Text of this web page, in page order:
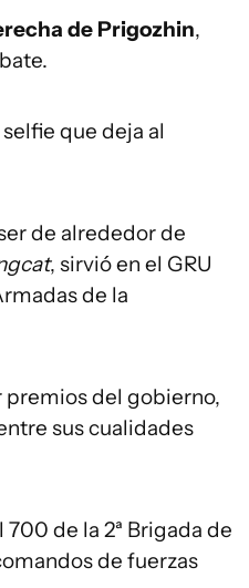
de Prigozhin,
que deja al
de alrededor de
, sirvió en el GRU
de la
premios del gobierno,
sus cualidades
de la 2ª Brigada de
de fuerzas